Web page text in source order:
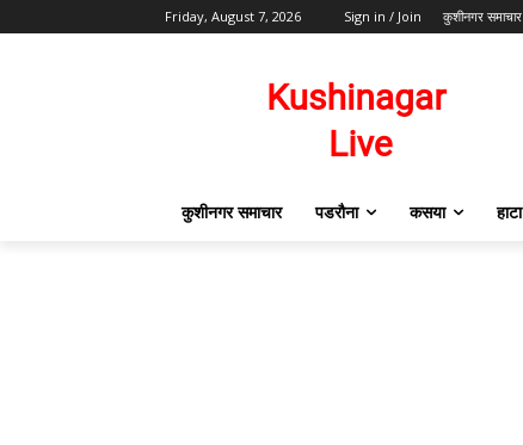
Friday, August 7, 2026 Sign in / Join कुशीनगर समाचार
कुशीनगर समाचार पडरौना कसया हाटा